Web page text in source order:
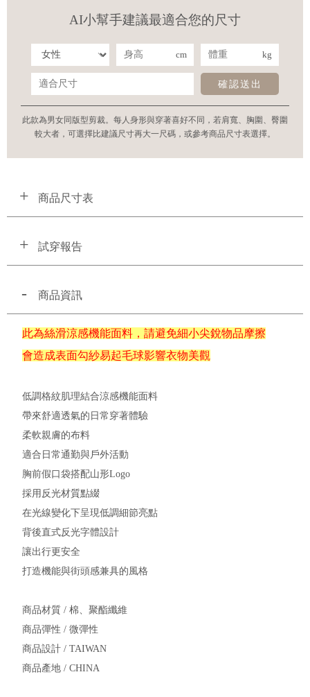
AI小幫手建議最適合您的尺寸
cm kg
確認送出
此款為男女同版型剪裁。每人身形與穿著喜好不同，若肩寬、胸圍、臀圍
較大者，可選擇比建議尺寸再大一尺碼，或參考商品尺寸表選擇。
商品尺寸表
試穿報告
商品資訊
此為絲滑涼感機能面料，請避免細小尖銳物品摩擦
會造成表面勾紗易起毛球影響衣物美觀
低調格紋肌理結合涼感機能面料
帶來舒適透氣的日常穿著體驗
柔軟親膚的布料
適合日常通勤與戶外活動
胸前假口袋搭配山形Logo
採用反光材質點綴
在光線變化下呈現低調細節亮點
背後直式反光字體設計
讓出行更安全
打造機能與街頭感兼具的風格
商品材質 / 棉、聚酯纖維
商品彈性 / 微彈性
商品設計 / TAIWAN
商品產地 / CHINA